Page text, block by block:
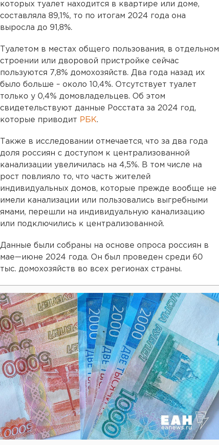
которых туалет находится в квартире или доме,
составляла 89,1%, то по итогам 2024 года она
выросла до 91,8%.
Туалетом в местах общего пользования, в отдельном
строении или дворовой пристройке сейчас
пользуются 7,8% домохозяйств. Два года назад их
было больше – около 10,4%. Отсутствует туалет
только у 0,4% домовладельцев. Об этом
свидетельствуют данные Росстата за 2024 год,
которые приводит РБК.
Также в исследовании отмечается, что за два года
доля россиян с доступом к централизованной
канализации увеличилась на 4,5%. В том числе на
рост повлияло то, что часть жителей
индивидуальных домов, которые прежде вообще не
имели канализации или пользовались выгребными
ямами, перешли на индивидуальную канализацию
или подключились к централизованной.
Данные были собраны на основе опроса россиян в
мае—июне 2024 года. Он был проведен среди 60
тыс. домохозяйств во всех регионах страны.